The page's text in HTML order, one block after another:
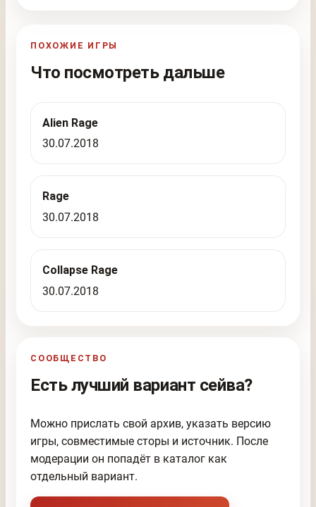
ПОХОЖИЕ ИГРЫ
Что посмотреть дальше
Alien Rage
30.07.2018
Rage
30.07.2018
Collapse Rage
30.07.2018
СООБЩЕСТВО
Есть лучший вариант сейва?
Можно прислать свой архив, указать версию
игры, совместимые сторы и источник. После
модерации он попадёт в каталог как
отдельный вариант.